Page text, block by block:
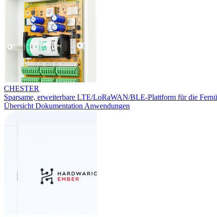
CHESTER
Sparsame, erweiterbare LTE/LoRaWAN/BLE-Plattform für die
Übersicht Dokumentation Anwendungen